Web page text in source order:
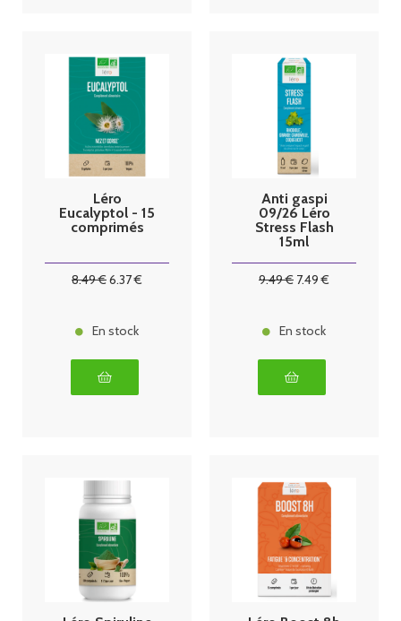
Léro
Eucalyptol - 15
comprimés
8.49€6.37€
En stock
Anti gaspi
09/26 Léro
Stress Flash
15ml
9.49€ 7.49 €
En stock